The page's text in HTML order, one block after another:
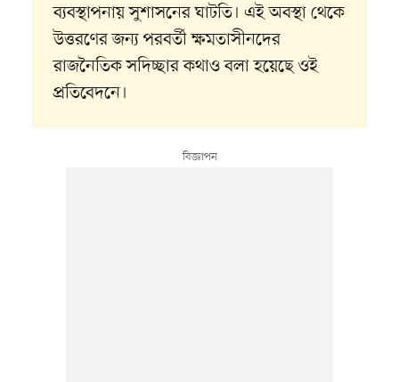
ব্যবস্থাপনায় সুশাসনের ঘাটতি। এই অবস্থা থেকে
উত্তরণের জন্য পরবর্তী ক্ষমতাসীনদের
রাজনৈতিক সদিচ্ছার কথাও বলা হয়েছে ওই
প্রতিবেদনে।